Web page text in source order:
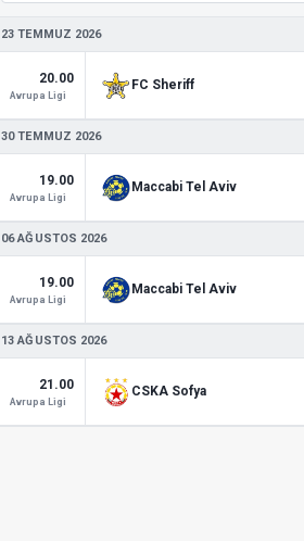
23 TEMMUZ 2026
20.00
Avrupa Ligi
FC Sheriff
30 TEMMUZ 2026
19.00
Avrupa Ligi
Maccabi Tel Aviv
06 AĞUSTOS 2026
19.00
Avrupa Ligi
Maccabi Tel Aviv
13 AĞUSTOS 2026
21.00
Avrupa Ligi
CSKA Sofya